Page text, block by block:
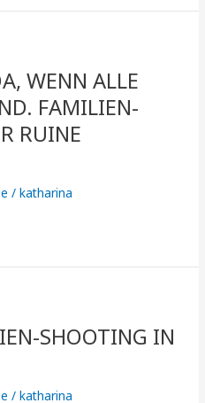
WENN ALLE
FAMILIEN-
RUINE
/katharina
SHOOTING IN
/katharina